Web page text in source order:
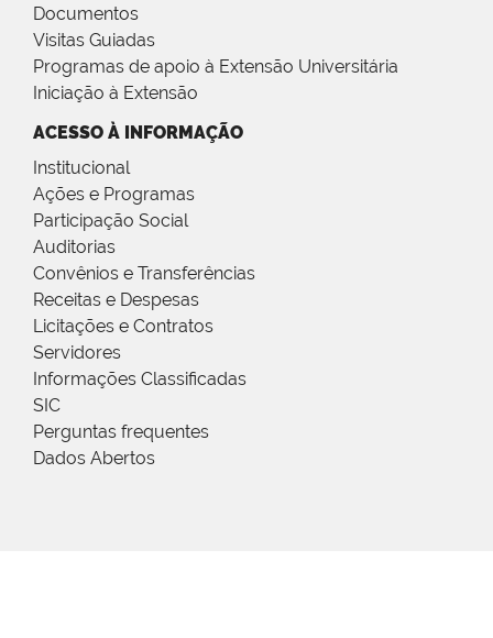
Documentos
Visitas Guiadas
Programas de apoio à Extensão Universitária
Iniciação à Extensão
ACESSO À INFORMAÇÃO
Institucional
Ações e Programas
Participação Social
Auditorias
Convênios e Transferências
Receitas e Despesas
Licitações e Contratos
Servidores
Informações Classificadas
SIC
Perguntas frequentes
Dados Abertos